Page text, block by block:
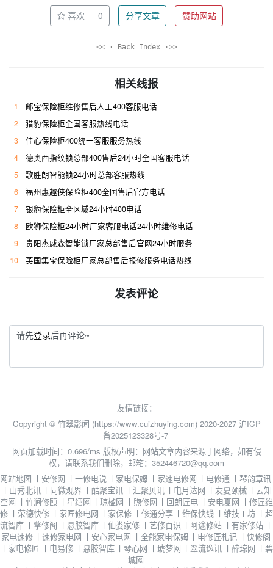
喜欢 0 分享文章 赞助网站
<< · Back Index ·>>
相关线报
1
邮宝保险柜维修售后人工400客服电话
2
猎豹保险柜全国客服热线电话
3
佳心保险柜400统一客服服务热线
4
德奥西指纹锁总部400售后24小时全国客服电话
5
歌胜朗智能锁24小时总部客服热线
6
福州惠趣侠保险柜400全国售后官方电话
7
银豹保险柜全区域24小时400电话
8
欧狮保险柜24小时厂家客服电话24小时维修电话
9
贵阳杰威森智能锁厂家总部售后官网24小时服务
10
英国集宝保险柜厂家总部售后报修服务电话热线
发表评论
请先登录后再评论~
友情链接：
Copyright © 竹翠影闻 (https://www.cuizhuying.com) 2020-2027 沪ICP
备2025123328号-7
网页加载时间：0.696/ms 版权声明：网站文章内容来源于网络，如有侵
权，请联系我们删除，邮箱：352446720@qq.com
网站地图 丨 安修网 丨 一修电说 丨 家电保姆 丨 家速电修网 丨 电修通 丨琴韵章讯
丨 山秀北讯 丨 同微观界 丨 酷聚宝讯 丨 汇聚贝讯 丨 电月达网 丨 友夏颐械 丨云知
空网 丨 竹涧修颐 丨 星缮网 丨琼楹网 丨 煦修网 丨 回朗匠电 丨 安电夏网 丨 修匠维
修 丨 荣德快修 丨 家匠修电网 丨 家保修 丨 修通分享 丨维保快线 丨维技工坊 丨 超
流智库 丨 擎修阁 丨 悬胶智库 丨仙娄家修 丨 艺修百识 丨 阿途修站 丨 有家修站 丨
家电速修 丨 速修家电网 丨 安心家电网 丨 全能家电保姆 丨 电修匠札记 丨 快修阁
丨 家电修匠 丨 电易修 丨 悬胶智库 丨琴心网 丨 琥梦网 丨翠流逸讯 丨醉琼网 丨 碧
城网